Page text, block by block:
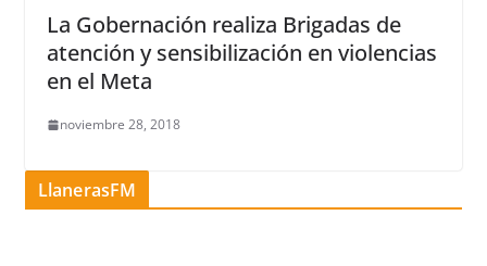
La Gobernación realiza Brigadas de
atención y sensibilización en violencias
en el Meta
noviembre 28, 2018
LlanerasFM